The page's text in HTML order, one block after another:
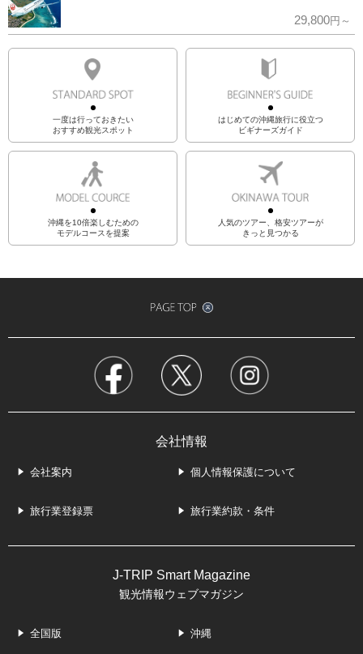
29,800円～
一度は行っておきたい
おすすめ観光スポット
はじめての沖縄旅行に役立つ
ビギナーズガイド
沖縄を10倍楽しむための
モデルコースを提案
人気のツアー、格安ツアーが
きっと見つかる
会社情報
会社案内 個人情報保護について
旅行業登録票 旅行業約款・条件
J-TRIP Smart Magazine
観光情報ウェブマガジン
全国版 沖縄